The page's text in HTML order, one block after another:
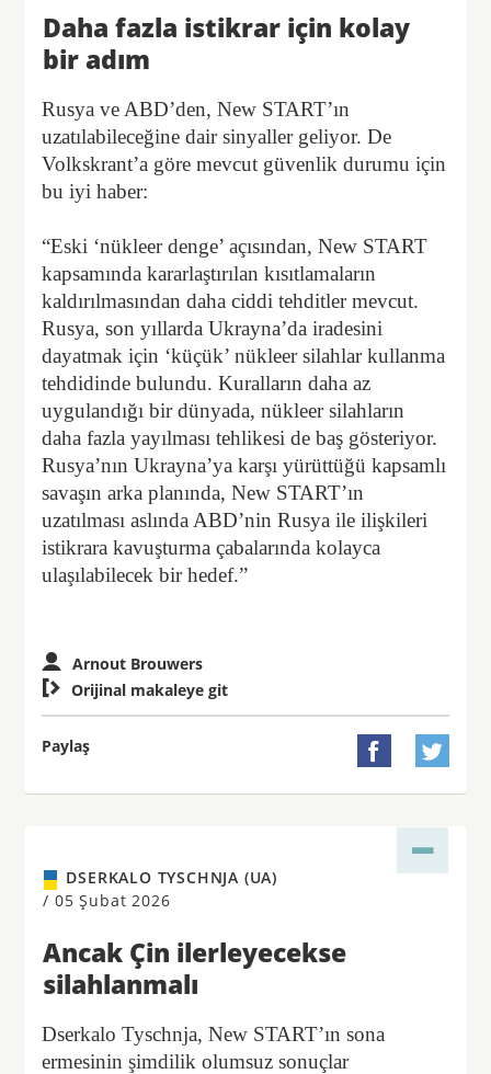
Daha fazla istikrar için kolay
bir adım
Rusya ve ABD’den, New START’ın
uzatılabileceğine dair sinyaller geliyor. De
Volkskrant’a göre mevcut güvenlik durumu için
bu iyi haber:
“Eski ‘nükleer denge’ açısından, New START
kapsamında kararlaştırılan kısıtlamaların
kaldırılmasından daha ciddi tehditler mevcut.
Rusya, son yıllarda Ukrayna’da iradesini
dayatmak için ‘küçük’ nükleer silahlar kullanma
tehdidinde bulundu. Kuralların daha az
uygulandığı bir dünyada, nükleer silahların
daha fazla yayılması tehlikesi de baş gösteriyor.
Rusya’nın Ukrayna’ya karşı yürüttüğü kapsamlı
savaşın arka planında, New START’ın
uzatılması aslında ABD’nin Rusya ile ilişkileri
istikrara kavuşturma çabalarında kolayca
ulaşılabilecek bir hedef.”
Arnout Brouwers
 Orijinal makaleye git
Paylaş  
DSERKALO TYSCHNJA (UA)
/ 05 Şubat 2026
Ancak Çin ilerleyecekse
silahlanmalı
Dserkalo Tyschnja, New START’ın sona
ermesinin şimdilik olumsuz sonuçlar